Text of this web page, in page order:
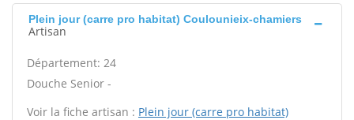
Plein jour (carre pro habitat) Coulounieix-chamiers
Artisan
Département: 24
Douche Senior -
Voir la fiche artisan : Plein jour (carre pro habitat)